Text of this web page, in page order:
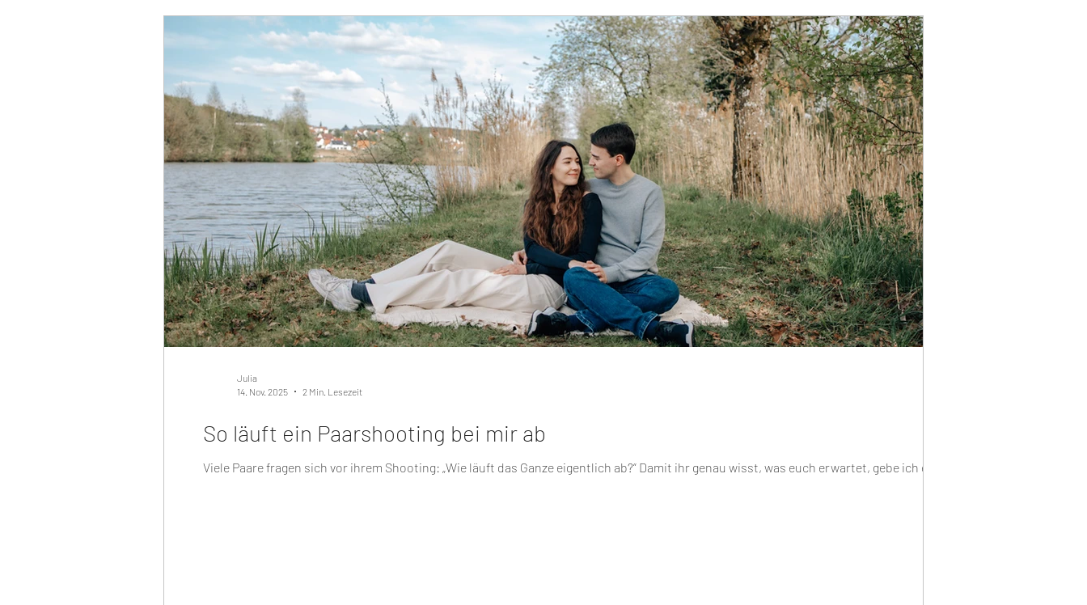
So läuft ein Paarshooting bei mir ab
Viele Paare fragen sich vor ihrem Shooting: „Wie läuft das Ganze eigentlich ab?“ Damit ihr genau wisst, was euch erwartet, gebe ich euch...
Julia
14. Nov. 2025
2 Min. Lesezeit